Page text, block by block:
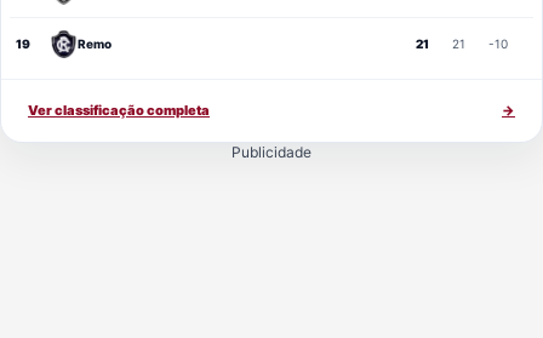
19 Remo 21 21 -10
Ver classificação completa →
Publicidade